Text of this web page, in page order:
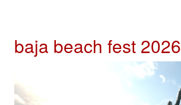
baja beach fest 2026